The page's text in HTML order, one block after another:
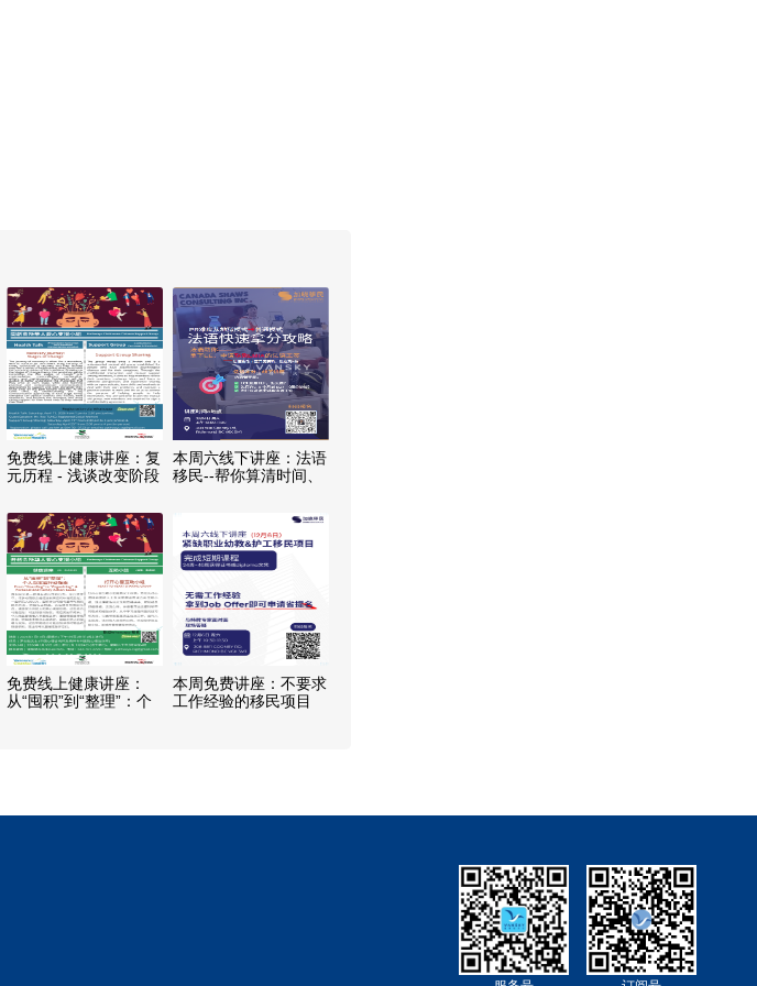
免费线上健康讲座：复
元历程 - 浅谈改变阶段
本周六线下讲座：法语
移民--帮你算清时间、
免费线上健康讲座：
从“囤积”到“整理”：个
本周免费讲座：不要求
工作经验的移民项目